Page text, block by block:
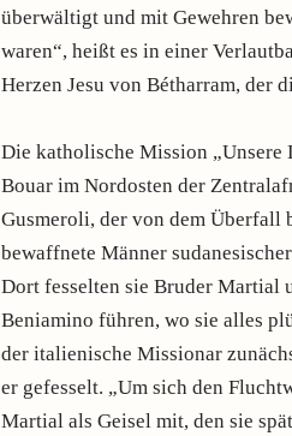
überwältigt und mit Gewehren
waren“, heißt es in einer
Herzen Jesu von Bétharram, der
Die katholische Mission „Unsere
Bouar im Nordosten der
Gusmeroli, der von dem Überfall
bewaffnete Männer
Dort fesselten sie Bruder Martial
Beniamino führen, wo sie alles
der italienische Missionar
er gefesselt. „Um sich den
Martial als Geisel mit, den sie